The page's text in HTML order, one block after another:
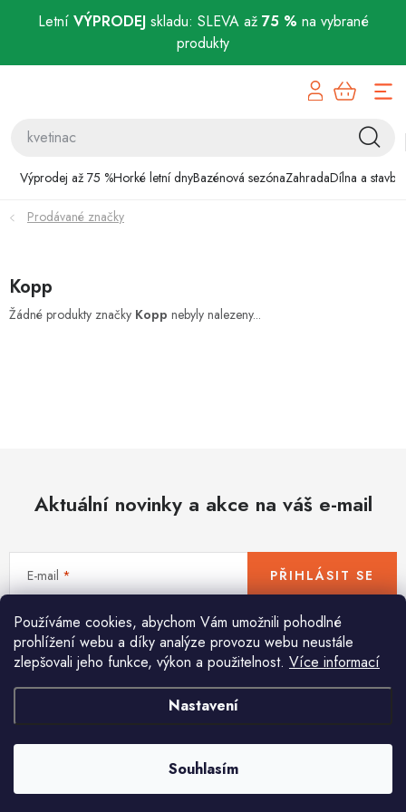
Letní VÝPRODEJskladu: SLEVA až 75 % na vybrané
produkty
Používáme cookies, abychom Vám umožnili pohodlné
prohlížení webu a díky analýze provozu webu neustále
zlepšovali jeho funkce, výkon a použitelnost. Více informací
Nastavení
Souhlasím
Výprodej až 75 %Horké letní dnyBazénová sezónaZahradaDílna a stavba
Bazénová sezóna
Zahrada
Domácnost
Novinky
World Cleanup Day
Akční ceny
Půjčovna Kontaktuje nás
Obchodní podmínky
Vrácení a reklamace
Podmínky ochrany osobních údajů
Obchodní podmínky pro podnikatele
Způsob doručení a platby
Zásady používání cookies
Prodávané značky
Kopp
Žádné produkty značky Kopp nebyly nalezeny...
Aktuální novinky a akce na váš e-mail
E-mail
Vložením e-mailu souhlasíte spodmínkami ochrany osobních údajů
PŘIHLÁSIT SE
Pomůžeme vám s výběrem
Potřebujete s něčím poradit? Jsme tu pro vás!
info@huka.cz